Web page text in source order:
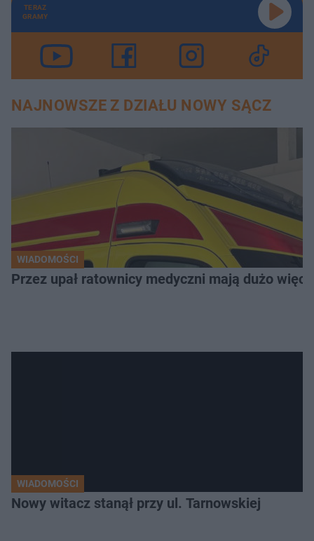
TERAZ
GRAMY
NAJNOWSZE Z DZIAŁU NOWY SĄCZ
WIADOMOŚCI
Przez upał ratownicy medyczni mają dużo
WIADOMOŚCI
Nowy witacz stanął przy ul. Tarnowskiej